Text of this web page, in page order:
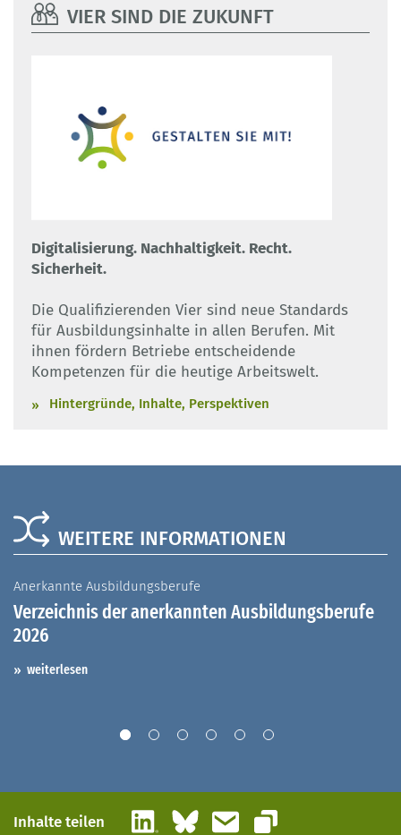
VIER SIND DIE ZUKUNFT
Digitalisierung. Nachhaltigkeit. Recht.
Sicherheit.
Die Qualifizierenden Vier sind neue Standards
für Ausbildungsinhalte in allen Berufen. Mit
ihnen fördern Betriebe entscheidende
Kompetenzen für die heutige Arbeitswelt.
Hintergründe, Inhalte, Perspektiven
WEITERE INFORMATIONEN
Anerkannte Ausbildungsberufe
Verzeichnis der anerkannten Ausbildungsberufe
2026
weiterlesen
Inhalte teilen LinkedInBlueskyE-Mail
Link kopieren